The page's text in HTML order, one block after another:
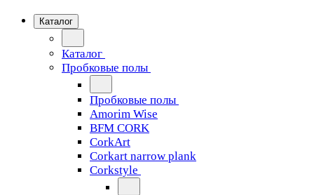
Каталог
Каталог
Пробковые полы
Пробковые полы
Amorim Wise
BFM CORK
CorkArt
Corkart narrow plank
Corkstyle